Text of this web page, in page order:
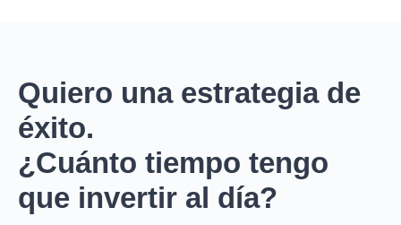
Quiero una estrategia de
éxito.
¿Cuánto tiempo tengo
que invertir al día?